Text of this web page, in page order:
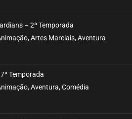
– 2ª Temporada
Artes Marciais, Aventura
Temporada
Aventura, Comédia